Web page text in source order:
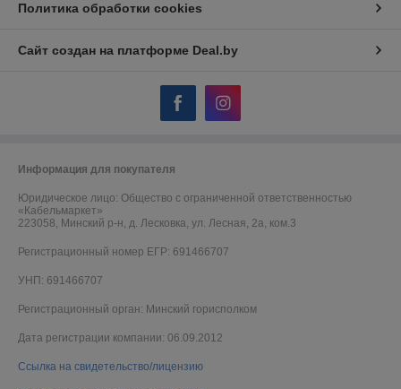
Политика обработки cookies
Сайт создан на платформе Deal.by
Информация для покупателя
Юридическое лицо: Общество с ограниченной ответственностью
«Кабельмаркет»
223058, Минский р-н, д. Лесковка, ул. Лесная, 2а, ком.3
Регистрационный номер ЕГР: 691466707
УНП: 691466707
Регистрационный орган: Минский горисполком
Дата регистрации компании: 06.09.2012
Ссылка на свидетельство/лицензию